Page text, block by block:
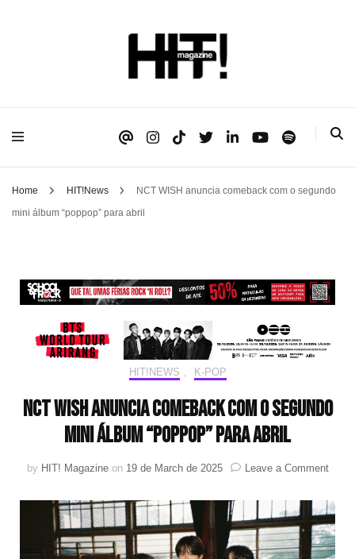
HIT!Magazine
Home HIT!News
NCT WISH anuncia comeback com o segundo
mini álbum “poppop” para abril
HIT!NEWS K-POP
NCT WISH anuncia comeback com o segundo
mini álbum “poppop” para abril
by HIT! Magazine on 19 de March de 2025 Leave a Commenton
WISH
com